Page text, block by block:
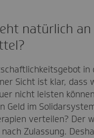
natürlich
Sicht ist klar, dass
nicht leisten
Geld im
verteilen? Der
Zulassung.